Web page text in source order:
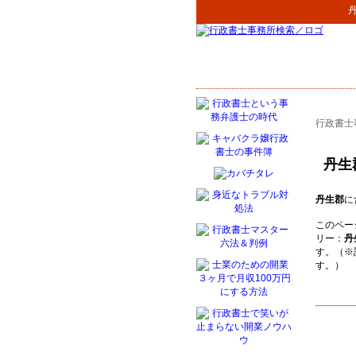
行政書士
丹生
丹生郡
このペ
リー： 丹
す。（※
す。）